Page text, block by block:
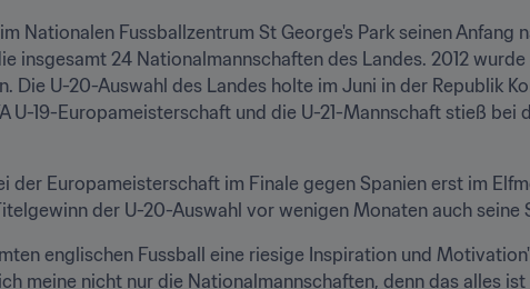
Nationalen Fussballzentrum St George's Park seinen Anfang
insgesamt 24 Nationalmannschaften des Landes. 2012
Die U-20-Auswahl des Landes holte im Juni in der Republik
U-19-Europameisterschaft und die U-21-Mannschaft stieß
der Europameisterschaft im Finale gegen Spanien erst im
der U-20-Auswahl vor wenigen Monaten auch seine
englischen Fussball eine riesige Inspiration und
meine nicht nur die Nationalmannschaften, denn das alles